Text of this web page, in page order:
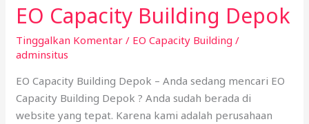
EO Capacity Building Depok
Tinggalkan Komentar / EO Capacity Building /
adminsitus
EO Capacity Building Depok – Anda sedang mencari EO
Capacity Building Depok ? Anda sudah berada di
website yang tepat. Karena kami adalah perusahaan
EO
Capacity
Building
Depok